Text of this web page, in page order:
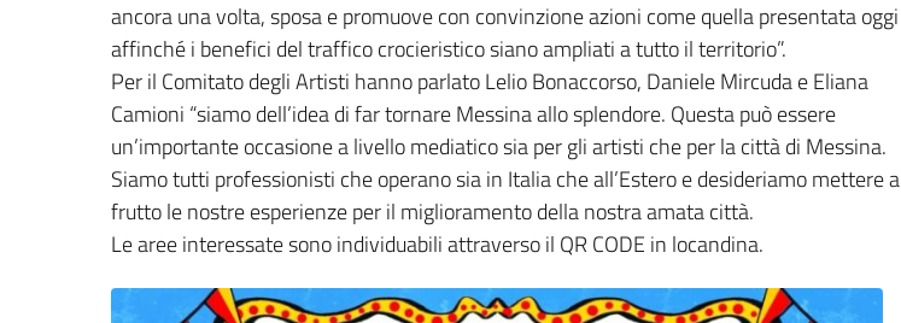
ancora una volta, sposa e promuove con convinzione azioni come quella presentata oggi
affinché i benefici del traffico crocieristico siano ampliati a tutto il territorio”.
Per il Comitato degli Artisti hanno parlato Lelio Bonaccorso, Daniele Mircuda e Eliana
Camioni “siamo dell’idea di far tornare Messina allo splendore. Questa può essere
un’importante occasione a livello mediatico sia per gli artisti che per la città di Messina.
Siamo tutti professionisti che operano sia in Italia che all’Estero e desideriamo mettere a
frutto le nostre esperienze per il miglioramento della nostra amata città.
Le aree interessate sono individuabili attraverso il QR CODE in locandina.